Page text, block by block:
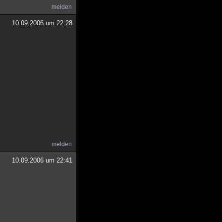
melden
10.09.2006 um 22:28
melden
10.09.2006 um 22:41